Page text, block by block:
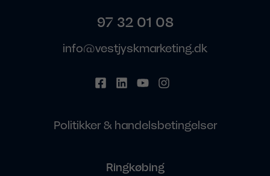
97 32 01 08
info@vestjyskmarketing.dk
Politikker & handelsbetingelser
Ringkøbing